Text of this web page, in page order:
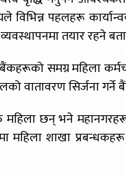
विभिन्न पहलहरू
तयार रहने
समग्र महिला
वातावरण सिर्जना
छन् भने
महिला शाखा